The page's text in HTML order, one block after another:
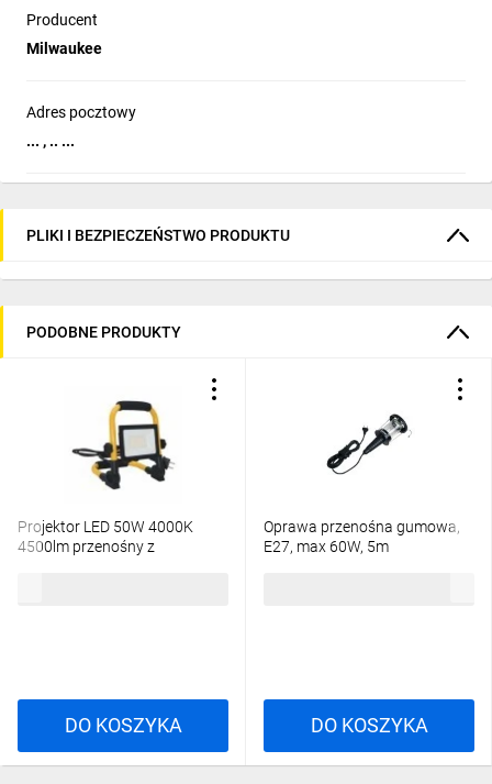
Producent
Milwaukee
Adres pocztowy
... , .. ...
PLIKI I BEZPIECZEŃSTWO PRODUKTU
PODOBNE PRODUKTY
Projektor LED 50W 4000K
4500lm przenośny z
DO KOSZYKA
Oprawa przenośna gumowa,
E27, max 60W, 5m
DO KOSZYKA